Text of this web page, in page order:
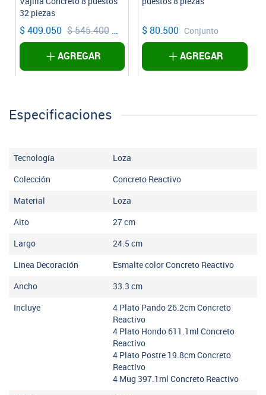
$ 80.500 Conjunto
AGREGAR
$ 15.900 unidad
AVISAR
Especificaciones
Tecnología Loza
Colección Concreto Reactivo
Material Loza
Alto 27cm
Largo 24.5 cm
Linea Decoración Esmalte color Concreto Reactivo
Ancho 33.3 cm
Incluye
4 Plato Pando 26.2cm Concreto
Reactivo
4 Plato Hondo 611.1ml Concreto
Reactivo
4 Plato Postre 19.8cm Concreto
Reactivo
4 Mug 397.1ml Concreto Reactivo